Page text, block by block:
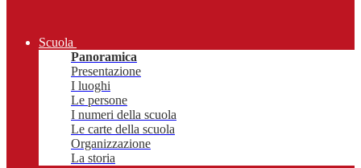
Scuola
Panoramica
Presentazione
I luoghi
Le persone
I numeri della scuola
Le carte della scuola
Organizzazione
La storia